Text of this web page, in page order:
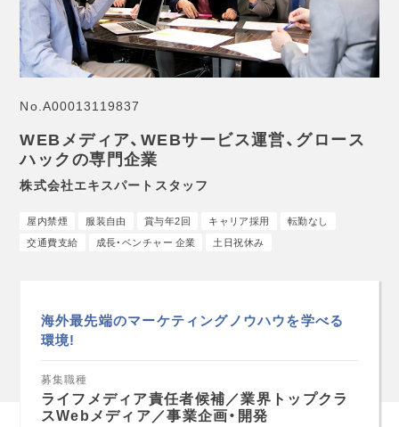
No. A00013119837
WEBメディア、WEBサービス運営、グロース
ハックの専門企業
株式会社エキスパートスタッフ
屋内禁煙 服装自由 賞与年2回 キャリア採用
転勤なし
交通費支給
成長・ベンチャー 企業 土日祝休み
海外最先端のマーケティングノウハウを学べる
環境!
募集職種
ライフメディア責任者候補／業界トップクラ
スWebメディア／事業企画・開発